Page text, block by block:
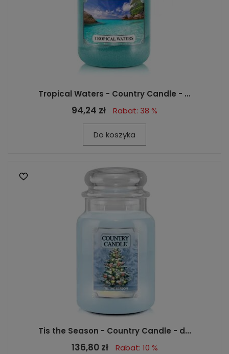
Tropical Waters - Country Candle - ...
94,24 zł Rabat: 38 %
Do koszyka
Tis the Season - Country Candle - d...
136,80 zł Rabat: 10 %